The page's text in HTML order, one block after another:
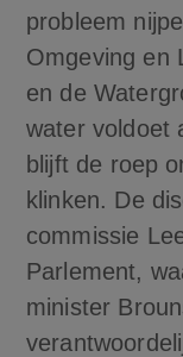
probleem
Omgeving en
en de
water voldoet
blijft de roep
klinken. De
commissie
Parlement,
minister